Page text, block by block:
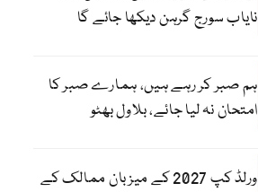
نایاب سورج گرہن دیکھا جائے گا
ہم صبر کر رہے ہیں، ہمارے صبر کا
امتحان نہ لیا جائے، بلاول بھٹو
ورلڈ کپ 2027 کے میزبان ممالک کے